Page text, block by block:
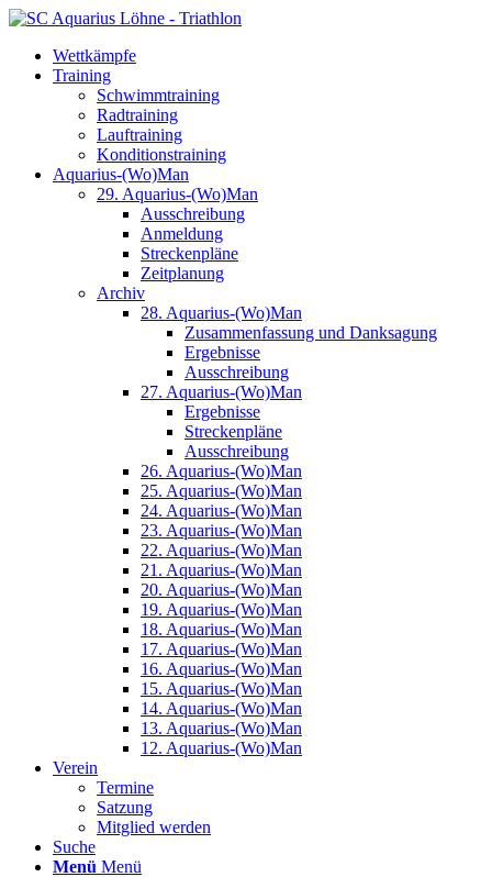
Wettkämpfe
Training
Schwimmtraining
Radtraining
Lauftraining
Konditionstraining
Aquarius-(Wo)Man
29. Aquarius-(Wo)Man
Ausschreibung
Anmeldung
Streckenpläne
Zeitplanung
Archiv
28. Aquarius-(Wo)Man
Zusammenfassung und Danksagung
Ergebnisse
Ausschreibung
27. Aquarius-(Wo)Man
Ergebnisse
Streckenpläne
Ausschreibung
26. Aquarius-(Wo)Man
25. Aquarius-(Wo)Man
24. Aquarius-(Wo)Man
23. Aquarius-(Wo)Man
22. Aquarius-(Wo)Man
21. Aquarius-(Wo)Man
20. Aquarius-(Wo)Man
19. Aquarius-(Wo)Man
18. Aquarius-(Wo)Man
17. Aquarius-(Wo)Man
16. Aquarius-(Wo)Man
15. Aquarius-(Wo)Man
14. Aquarius-(Wo)Man
13. Aquarius-(Wo)Man
12. Aquarius-(Wo)Man
Verein
Termine
Satzung
Mitglied werden
Suche
Menü Menü